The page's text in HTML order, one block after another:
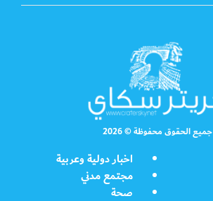
جميع الحقوق محفوظة © 2026
اخبار دولية وعربية
مجتمع مدني
صحة